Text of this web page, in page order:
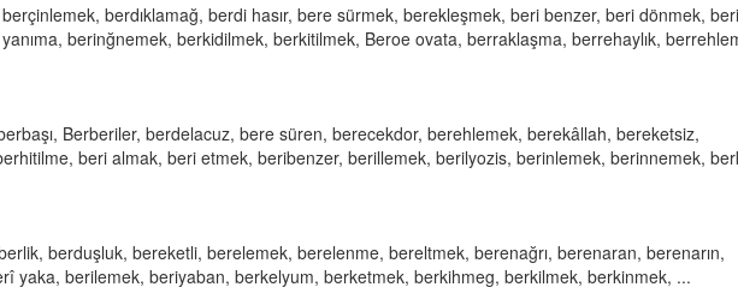
berdıklamağ, berdi hasır, bere sürmek, berekleşmek, beri benzer, beri dönmek, beri
berinğnemek, berkidilmek, berkitilmek, Beroe ovata, berraklaşma, berrehaylık,
Berberiler, berdelacuz, bere süren, berecekdor, berehlemek, berekâllah, bereketsiz,
beri almak, beri etmek, beribenzer, berillemek, berilyozis, berinlemek, berinnemek,
berduşluk, bereketli, berelemek, berelenme, bereltmek, berenağrı, berenaran, berenarın,
yaka, berilemek, beriyaban, berkelyum, berketmek, berkihmeg, berkilmek, berkinmek, ...